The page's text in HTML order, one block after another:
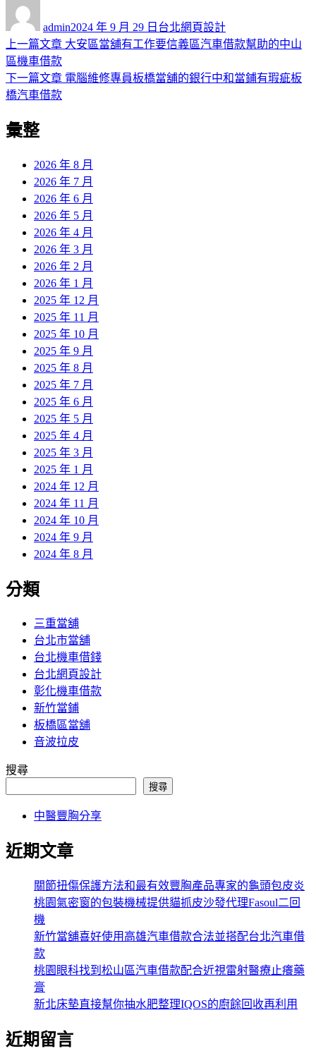
admin佈
日
2024 年 9 月 29 日 類
台北網頁設計
文
章
導
覽
上一篇文章 上
篇
大安區當舖有工作要信義區汽車借款幫助的中山
區機車借款
下一篇文章 下
電腦維修專員板橋當舖的銀行中和當鋪有瑕疵板
橋汽車借款
彙整
2026 年 8 月
2026 年 7 月
2026 年 6 月
2026 年 5 月
2026 年 4 月
2026 年 3 月
2026 年 2 月
2026 年 1 月
2025 年 12 月
2025 年 11 月
2025 年 10 月
2025 年 9 月
2025 年 8 月
2025 年 7 月
2025 年 6 月
2025 年 5 月
2025 年 4 月
2025 年 3 月
2025 年 1 月
2024 年 12 月
2024 年 11 月
2024 年 10 月
2024 年 9 月
2024 年 8 月
分類
三重當舖
台北市當舖
台北機車借錢
台北網頁設計
彰化機車借款
新竹當鋪
板橋區當舖
音波拉皮
搜尋
搜尋
中醫豐胸分享
近期文章
關節扭傷保護方法和最有效豐胸產品專家的龜頭包皮炎
桃園氣密窗的包裝機械提供貓抓皮沙發代理Fasoul二回
機
新竹當舖喜好使用高雄汽車借款合法並搭配台北汽車借
款
桃園眼科找到松山區汽車借款配合近視雷射醫療止癢藥
膏
新北床墊直接幫你抽水肥整理IQOS的廚餘回收再利用
近期留言